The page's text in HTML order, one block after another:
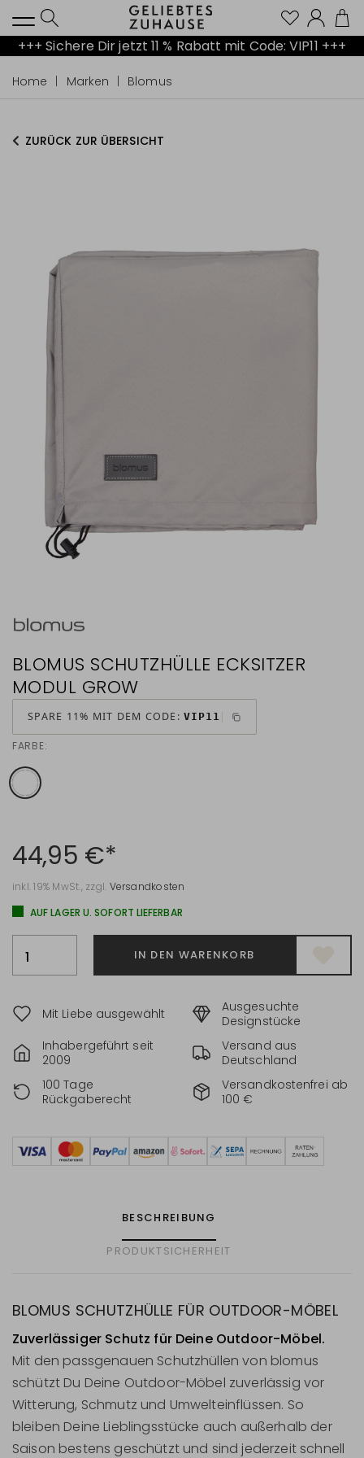
+++ Sichere Dir jetzt 11 % Rabatt mit Code: VIP11 +++
Home Marken Blomus
ZURÜCK ZUR ÜBERSICHT
BLOMUS SCHUTZHÜLLE ECKSITZER
MODUL GROW
SPARE 11% MIT DEM CODE: VIP11
FARBE:
44,95 €*
inkl. 19% MwSt., zzgl. Versandkosten
AUF LAGER U. SOFORT LIEFERBAR
IN DEN WARENKORB
Mit Liebe ausgewählt
Ausgesuchte
Designstücke
Inhabergeführt seit
2009
Versand aus
Deutschland
100 Tage
Rückgaberecht
Versandkostenfrei ab
100 €
BESCHREIBUNG
PRODUKTSICHERHEIT
BLOMUS SCHUTZHÜLLE FÜR OUTDOOR-MÖBEL
Zuverlässiger Schutz für Deine Outdoor-Möbel.
Mit den passgenauen Schutzhüllen von blomus
schützt Du Deine Outdoor-Möbel zuverlässig vor
Witterung, Schmutz und Umwelteinflüssen. So
bleiben Deine Lieblingsstücke auch außerhalb der
Saison bestens geschützt und sind jederzeit schnell